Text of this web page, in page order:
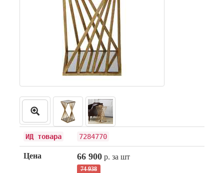
ИД товара 7284770
Цена 66 900р. за шт
74 938